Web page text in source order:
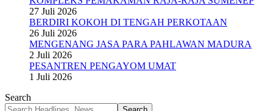
27 Juli 2026
BERDIRI KOKOH DI TENGAH PERKOTAAN
26 Juli 2026
MENGENANG JASA PARA PAHLAWAN MADURA
2 Juli 2026
PESANTREN PENGAYOM UMAT
1 Juli 2026
Search